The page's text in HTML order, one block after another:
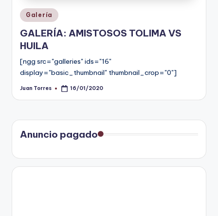
o
Publicado
en
Galería
GALERÍA: AMISTOSOS TOLIMA VS
HUILA
[ngg src="galleries" ids="16"
display="basic_thumbnail" thumbnail_crop="0"]
Publicado
Juan Torres 16/01/2020
Anuncio pagado